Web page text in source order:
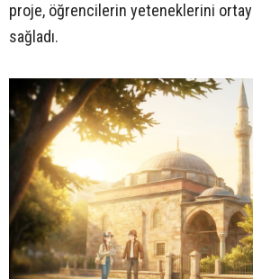
proje, öğrencilerin yeteneklerini
sağladı.